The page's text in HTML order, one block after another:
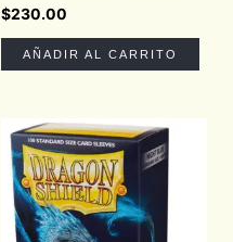
$230.00
AÑADIR AL CARRITO